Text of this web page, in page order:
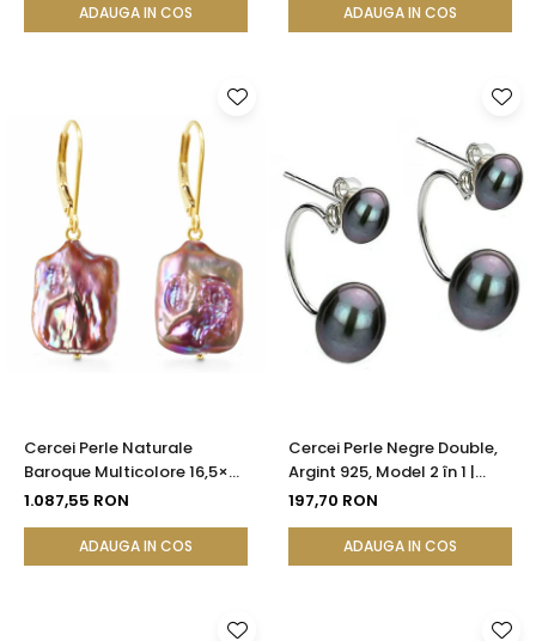
ADAUGA IN COS ADAUGA IN COS
Cercei Perle Naturale
Baroque Multicolore 16,5×25
mm, Aur 14K (aur 585),
1.087,55 RON
ADAUGA IN COS
Cercei Perle Negre Double,
Argint 925, Model 2 în 1 |
KASKADDA®
197,70 RON
ADAUGA IN COS